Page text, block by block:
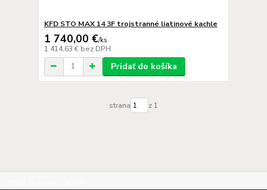
KFD STO MAX 14 3F trojstranné liatinové kachle
1 740,00 €/ks
1 414,63 € bez DPH
Pridať do košíka
strana z 1